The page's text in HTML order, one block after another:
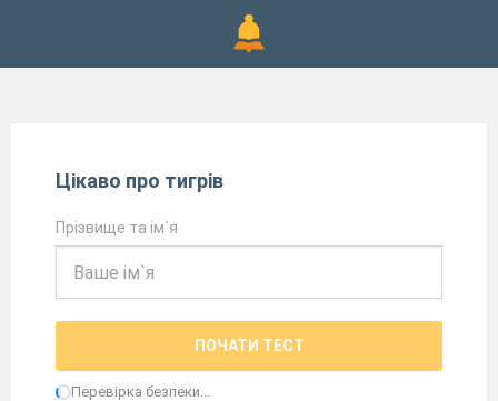
Цікаво про тигрів
Прізвище та ім`я
ПОЧАТИ ТЕСТ
Перевірка безпеки...